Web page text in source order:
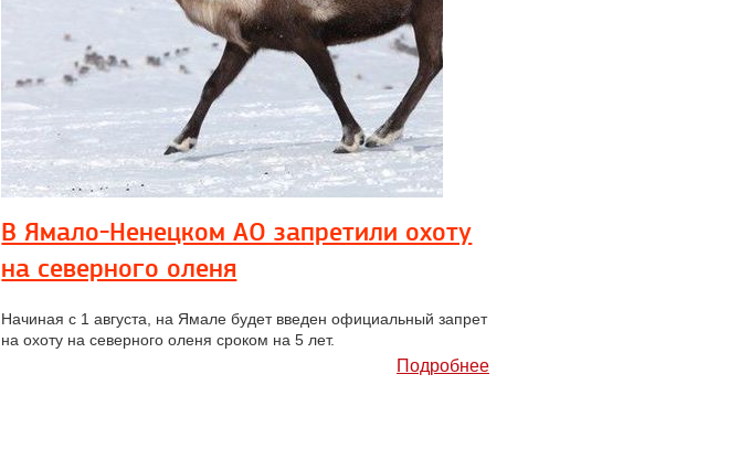
В Ямало-Ненецком АО запретили охоту
на северного оленя
Начиная с 1 августа, на Ямале будет введен официальный запрет
на охоту на северного оленя сроком на 5 лет.
Подробнее